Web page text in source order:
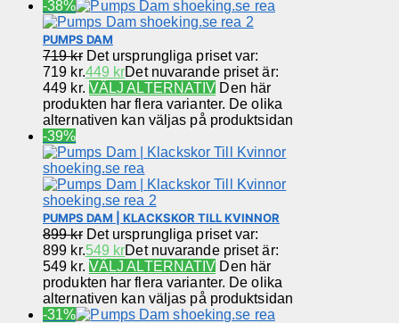
-38%
PUMPS DAM
719kr Det ursprungliga priset var:
719 kr.449 krDet nuvarande priset är:
449 kr. VÄLJ ALTERNATIV Den här
produkten har flera varianter. De olika
alternativen kan väljas på produktsidan
-39%
PUMPS DAM | KLACKSKOR TILL KVINNOR
899kr Det ursprungliga priset var:
899 kr.549 krDet nuvarande priset är:
549 kr. VÄLJ ALTERNATIV Den här
produkten har flera varianter. De olika
alternativen kan väljas på produktsidan
-31%